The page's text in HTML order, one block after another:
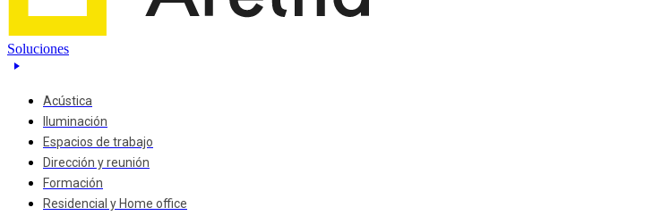
Soluciones
Acústica
Iluminación
Espacios de trabajo
Dirección y reunión
Formación
Residencial y Home office